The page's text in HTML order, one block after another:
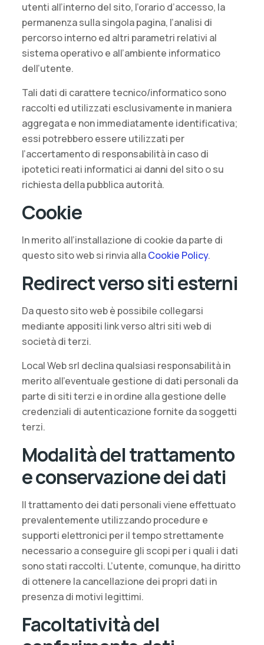
utenti all’interno del sito, l’orario d’accesso, la
permanenza sulla singola pagina, l’analisi di
percorso interno ed altri parametri relativi al
sistema operativo e all’ambiente informatico
dell’utente.
Tali dati di carattere tecnico/informatico sono
raccolti ed utilizzati esclusivamente in maniera
aggregata e non immediatamente identificativa;
essi potrebbero essere utilizzati per
l’accertamento di responsabilità in caso di
ipotetici reati informatici ai danni del sito o su
richiesta della pubblica autorità.
Cookie
In merito all’installazione di cookie da parte di
questo sito web si rinvia allaCookie Policy.
Redirect verso siti esterni
Da questo sito web è possibile collegarsi
mediante appositi link verso altri siti web di
società di terzi.
Local Web srl declina qualsiasi responsabilità in
merito all’eventuale gestione di dati personali da
parte di siti terzi e in ordine alla gestione delle
credenziali di autenticazione fornite da soggetti
terzi.
Modalità del trattamento
e conservazione dei dati
Il trattamento dei dati personali viene effettuato
prevalentemente utilizzando procedure e
supporti elettronici per il tempo strettamente
necessario a conseguire gli scopi per i quali i dati
sono stati raccolti. L’utente, comunque, ha diritto
di ottenere la cancellazione dei propri dati in
presenza di motivi legittimi.
Facoltatività del